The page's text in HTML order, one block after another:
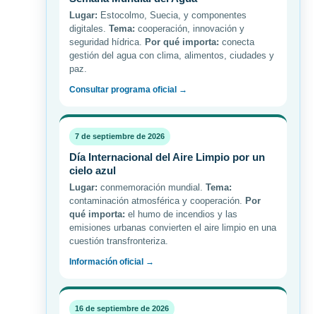
Lugar: Estocolmo, Suecia, y componentes
digitales. Tema: cooperación, innovación y
seguridad hídrica. Por qué importa: conecta
gestión del agua con clima, alimentos, ciudades y
paz.
Consultar programa oficial →
7 de septiembre de 2026
Día Internacional del Aire Limpio por un
cielo azul
Lugar: conmemoración mundial. Tema:
contaminación atmosférica y cooperación. Por
qué importa: el humo de incendios y las
emisiones urbanas convierten el aire limpio en una
cuestión transfronteriza.
Información oficial →
16 de septiembre de 2026